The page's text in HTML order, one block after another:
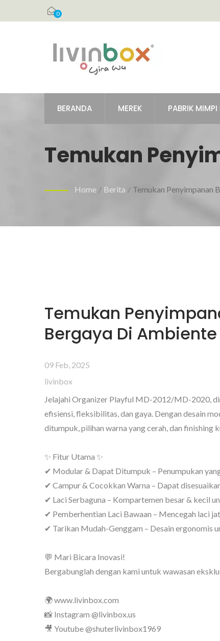
0
BERANDA MEREK PABRIK
Temukan
Home / Berita / Temukan Penyimpanan
Temukan
Bergaya Di
09 Feb, 2025
livinbox
Jelajahi Organizer Playful MD-2012/MD-2020,
efisiensi, fleksibilitas, dan gaya. Dengan desain
ditumpuk, pilihan warna yang cerah, dan finishing
✨ Fitur Utama ✨
✔ Modular & Dapat Ditumpuk – Penumpukan
✔ Campur & Cocokkan Warna – Dapat
✔ Laci Serbaguna – Kompartemen besar & kecil
✔ Pemberhentian Laci Bawaan – Mencegah laci
✔ Tarikan Mudah-Genggam – Desain ergonomis
💬 Mari Bicara Inovasi!
Bergabunglah dengan kami untuk wawasan
🌍 www.livinbox.com
📸 Instagram @livinbox.us
🎥 Youtube @shuterlivinbox1969